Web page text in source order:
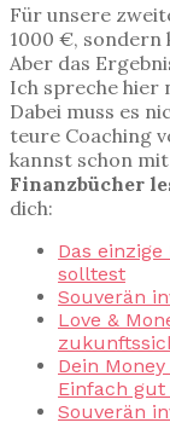
Für unsere
1000 €, sondern
Aber das
Ich spreche hier
Dabei muss es
teure Coaching
kannst schon
Finanzbücher
dich:
Das
solltest
Souverän
Love &
Dein
Einfach
Souverän